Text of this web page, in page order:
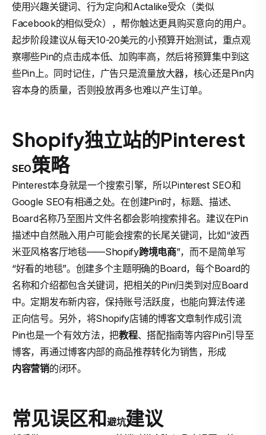
使用兴趣关键词、行为定向和Actalike受众（类似
Facebook的相似受众），帮你触达更具购买意向的用户。
起步阶段建议从每天10-20美元的小预算开始测试，重点观
察哪些Pin的点击成本低、加购率高，然后将预算集中到这
些Pin上。同时记住，广告只是流量放大器，核心还是Pin内
容本身的质量，否则投放再多也难以产生订单。
Shopify独立站的Pinterest
SEO策略
Pinterest本身就是一个搜索引擎，所以Pinterest SEO和
Google SEO有相通之处。在创建Pin时，标题、描述、
Board名称乃至图片文件名都会影响搜索排名。建议在Pin
描述中自然融入用户可能会搜索的长尾关键词，比如“波西
米亚风格客厅地毯——Shopify跨境电商”，而不是简单写
“好看的地毯”。创建多个主题明确的Board，每个Board的
名称和介绍都包含关键词，把相关的Pin归类到对应Board
中。定期发布新内容，保持账号活跃度，也能向算法传递
正向信号。另外，将Shopify店铺的博客文章制作成引流
Pin也是一个有效方法，把教程、搭配指南等内容Pin引导至
博客，再通过博客内部的商品推荐转化为销售，形成
内容营销的闭环。
常见误区和避坑建议